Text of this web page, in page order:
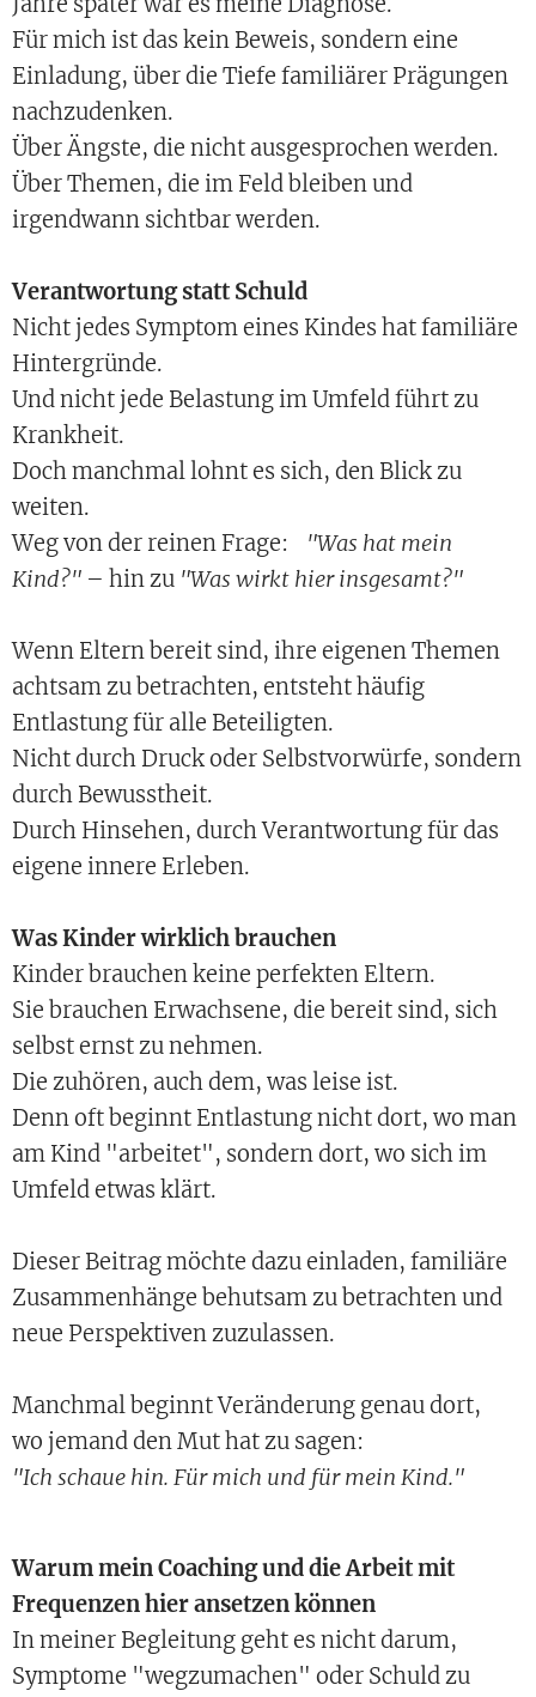
Für mich ist das kein Beweis, sondern eine
Einladung, über die Tiefe familiärer Prägungen
nachzudenken.
Über Ängste, die nicht ausgesprochen werden.
Über Themen, die im Feld bleiben und
irgendwann sichtbar werden.
Verantwortung statt Schuld
Nicht jedes Symptom eines Kindes hat familiäre
Hintergründe.
Und nicht jede Belastung im Umfeld führt zu
Krankheit.
Doch manchmal lohnt es sich, den Blick zu
weiten.
Weg von der reinen Frage: "Was hat mein
Kind?" – hin zu "Was wirkt hier insgesamt?"
Wenn Eltern bereit sind, ihre eigenen Themen
achtsam zu betrachten, entsteht häufig
Entlastung für alle Beteiligten.
Nicht durch Druck oder Selbstvorwürfe, sondern
durch Bewusstheit.
Durch Hinsehen, durch Verantwortung für das
eigene innere Erleben.
Was Kinder wirklich brauchen
Kinder brauchen keine perfekten Eltern.
Sie brauchen Erwachsene, die bereit sind, sich
selbst ernst zu nehmen.
Die zuhören, auch dem, was leise ist.
Denn oft beginnt Entlastung nicht dort, wo man
am Kind "arbeitet", sondern dort, wo sich im
Umfeld etwas klärt.
Dieser Beitrag möchte dazu einladen, familiäre
Zusammenhänge behutsam zu betrachten und
neue Perspektiven zuzulassen.
Manchmal beginnt Veränderung genau dort,
wo jemand den Mut hat zu sagen:
"Ich schaue hin. Für mich und für mein Kind."
Warum mein Coaching und die Arbeit mit
Frequenzen hier ansetzen können
In meiner Begleitung geht es nicht darum,
Symptome "wegzumachen" oder Schuld zu